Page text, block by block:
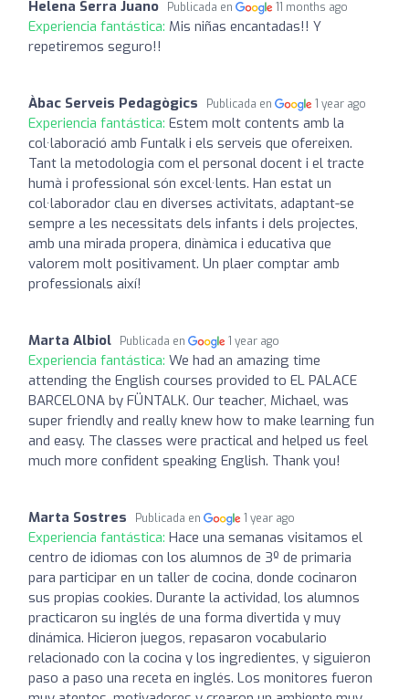
Helena Serra Juano Publicada en 11 months ago
Experiencia fantástica: Mis niñas encantadas!! Y
repetiremos seguro!!
Àbac Serveis Pedagògics Publicada en 1 year ago
Experiencia fantástica: Estem molt contents amb la
col·laboració amb Funtalk i els serveis que ofereixen.
Tant la metodologia com el personal docent i el tracte
humà i professional són excel·lents. Han estat un
col·laborador clau en diverses activitats, adaptant-se
sempre a les necessitats dels infants i dels projectes,
amb una mirada propera, dinàmica i educativa que
valorem molt positivament. Un plaer comptar amb
professionals així!
Marta Albiol Publicada en 1 year ago
Experiencia fantástica: We had an amazing time
attending the English courses provided to EL PALACE
BARCELONA by FÜNTALK. Our teacher, Michael, was
super friendly and really knew how to make learning fun
and easy. The classes were practical and helped us feel
much more confident speaking English. Thank you!
Marta Sostres Publicada en 1 year ago
Experiencia fantástica: Hace una semanas visitamos el
centro de idiomas con los alumnos de 3º de primaria
para participar en un taller de cocina, donde cocinaron
sus propias cookies. Durante la actividad, los alumnos
practicaron su inglés de una forma divertida y muy
dinámica. Hicieron juegos, repasaron vocabulario
relacionado con la cocina y los ingredientes, y siguieron
paso a paso una receta en inglés. Los monitores fueron